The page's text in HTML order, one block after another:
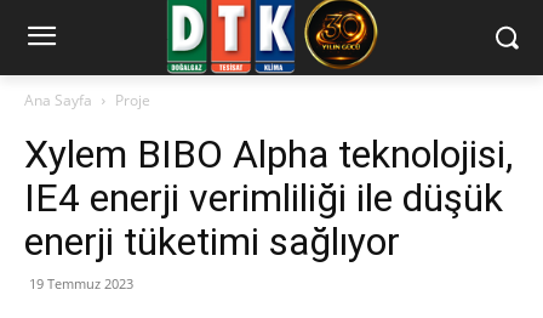
Ana Sayfa Proje
Xylem BIBO Alpha teknolojisi,
IE4 enerji verimliliği ile düşük
enerji tüketimi sağlıyor
19 Temmuz 2023